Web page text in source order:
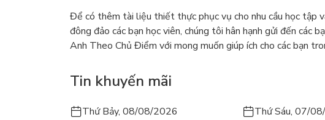
Để có thêm tài liệu thiết thực phục vụ cho nhu cầu học tập
đông đảo các bạn học viên, chúng tôi hân hạnh gửi đến các
Anh Theo Chủ Điểm với mong muốn giúp ích cho các bạn
Tin khuyến mãi
Thứ Bảy, 08/08/2026 Thứ Sáu, 07/